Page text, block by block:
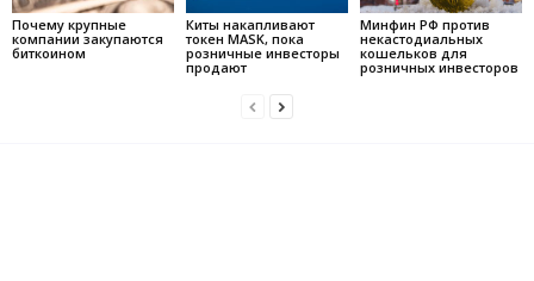
Почему крупные
компании закупаются
биткоином
Киты накапливают
токен MASK, пока
розничные инвесторы
продают
Минфин РФ против
некастодиальных
кошельков для
розничных инвесторов